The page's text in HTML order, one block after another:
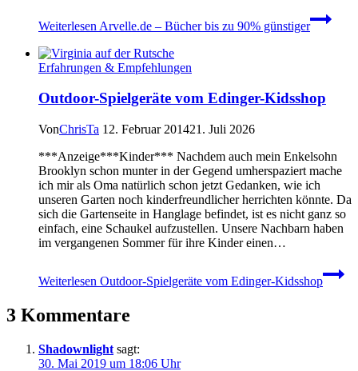
Weiterlesen Arvelle.de – Bücher bis zu 90% günstiger
Erfahrungen & Empfehlungen
Outdoor-Spielgeräte vom Edinger-Kidsshop
VonChrisTa 12. Februar 201421. Juli 2026
***Anzeige***Kinder*** Nachdem auch mein Enkelsohn
Brooklyn schon munter in der Gegend umherspaziert mache
ich mir als Oma natürlich schon jetzt Gedanken, wie ich
unseren Garten noch kinderfreundlicher herrichten könnte. Da
sich die Gartenseite in Hanglage befindet, ist es nicht ganz so
einfach, eine Schaukel aufzustellen. Unsere Nachbarn haben
im vergangenen Sommer für ihre Kinder einen…
Weiterlesen Outdoor-Spielgeräte vom Edinger-Kidsshop
3 Kommentare
Shadownlight sagt:
30. Mai 2019 um 18:06 Uhr